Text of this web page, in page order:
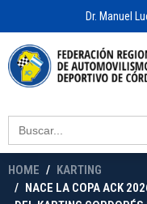
Dr. Manuel
Search
for:
HOME
KARTING
NACE LA COPA ACK